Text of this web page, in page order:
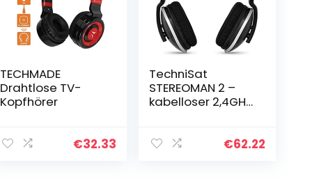
TECHMADE
Drahtlose TV-
Kopfhörer
€32.33
TechniSat
STEREOMAN 2 –
kabelloser 2,4GHz
Musikanlagen, mit
€62.22